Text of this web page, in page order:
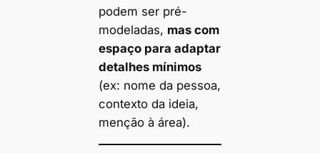
podem ser pré-
modeladas, mas com
espaço para adaptar
detalhes mínimos
(ex: nome da pessoa,
contexto da ideia,
menção à área).